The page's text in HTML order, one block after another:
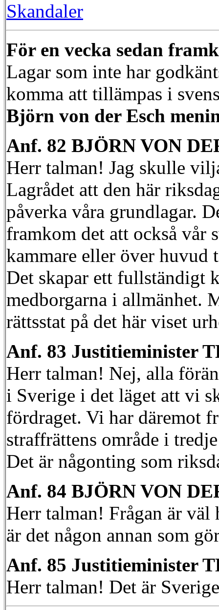
Skandaler
För en vecka sedan
Lagar som inte har
komma att tillämpas i
Björn von der Esch
Anf. 82 BJÖRN VON
Herr talman! Jag skulle
Lagrådet att den här
påverka våra grundlagar.
framkom det att också vår
kammare eller över huvud
Det skapar ett fullständigt
medborgarna i allmänhet.
rättsstat på det här viset
Anf. 83 Justitieminister
Herr talman! Nej, alla
i Sverige i det läget att vi
fördraget. Vi har däremot
straffrättens område i
Det är någonting som
Anf. 84 BJÖRN VON
Herr talman! Frågan är
är det någon annan som
Anf. 85 Justitieminister
Herr talman! Det är